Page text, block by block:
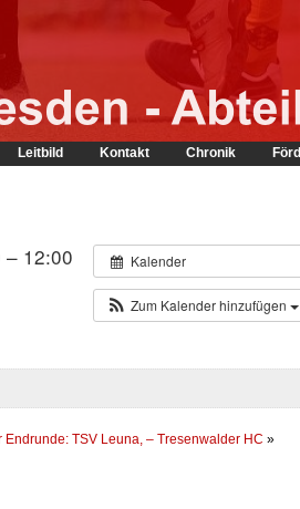
Leitbild Kontakt Chronik
Kalender
Zum Kalender hinzufügen
– 12:00
Endrunde: TSV Leuna, – Tresenwalder HC »